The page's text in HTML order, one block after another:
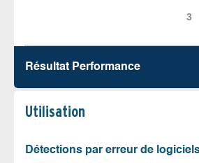
Résultat Performance
Utilisation
Détections par erreur de